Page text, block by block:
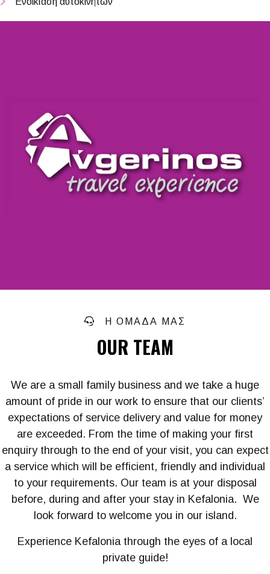
Η ΟΜΑΔΑ ΜΑΣ
OUR TEAM
We are a small family business and we take a huge
amount of pride in our work to ensure that our clients’
expectations of service delivery and value for money
are exceeded. From the time of making your first
enquiry through to the end of your visit, you can expect
a service which will be efficient, friendly and individual
to your requirements. Our team is at your disposal
before, during and after your stay in Kefalonia. We
look forward to welcome you in our island.
Experience Kefalonia through the eyes of a local
private guide!